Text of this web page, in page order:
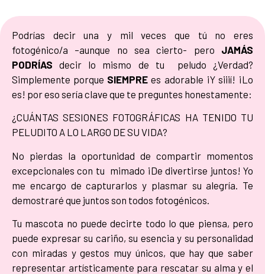
Podrías decir una y mil veces que tú no eres
fotogénico/a –aunque no sea cierto- pero JAMÁS
PODRÍAS decir lo mismo de tu peludo ¿Verdad?
Simplemente porque SIEMPRE es adorable ¡Y siiií! ¡Lo
es! por eso sería clave que te preguntes honestamente:
¿CUÁNTAS SESIONES FOTOGRÁFICAS HA TENIDO TU
PELUDITO A LO LARGO DE SU VIDA?
No pierdas la oportunidad de compartir momentos
excepcionales con tu mimado ¡De divertirse juntos! Yo
me encargo de capturarlos y plasmar su alegría. Te
demostraré que juntos son todos fotogénicos.
Tu mascota no puede decirte todo lo que piensa, pero
puede expresar su cariño, su esencia y su personalidad
con miradas y gestos muy únicos, que hay que saber
representar artísticamente para rescatar su alma y el